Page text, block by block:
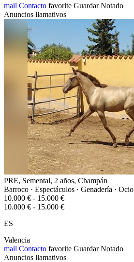
mail Contacto favorite Guardar Notado
Anuncios llamativos
PRE, Semental, 2 años, Champán
Barroco · Espectáculos · Genadería · Ocio
10.000 € - 15.000 €
10.000 € - 15.000 €
ES
Valencia
mail Contacto favorite Guardar Notado
Anuncios llamativos